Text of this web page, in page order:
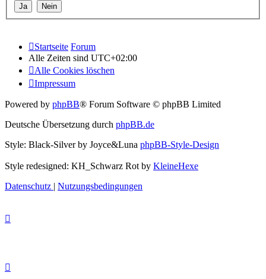
Startseite Forum
Alle Zeiten sind UTC+02:00
Alle Cookies löschen
Impressum
Powered by phpBB® Forum Software © phpBB Limited
Deutsche Übersetzung durch phpBB.de
Style: Black-Silver by Joyce&Luna phpBB-Style-Design
Style redesigned: KH_Schwarz Rot by KleineHexe
Datenschutz | Nutzungsbedingungen